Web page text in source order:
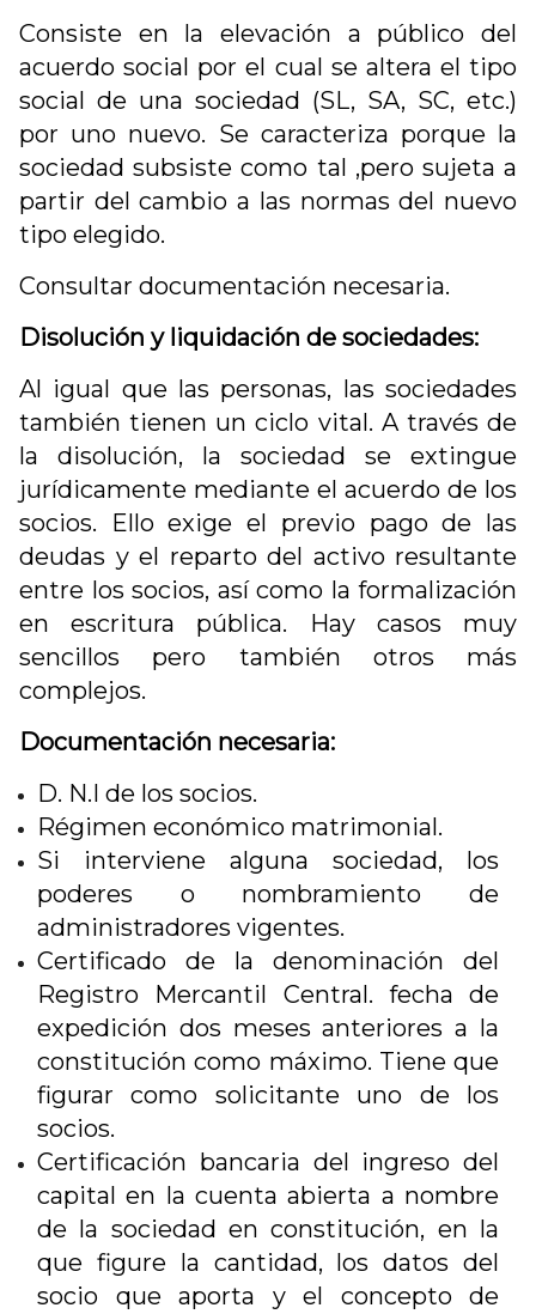
Consiste en la elevación a público del
acuerdo social por el cual se altera el tipo
social de una sociedad (SL, SA, SC, etc.)
por uno nuevo. Se caracteriza porque la
sociedad subsiste como tal ,pero sujeta a
partir del cambio a las normas del nuevo
tipo elegido.
Consultar documentación necesaria.
Disolución y liquidación de sociedades:
Al igual que las personas, las sociedades
también tienen un ciclo vital. A través de
la disolución, la sociedad se extingue
jurídicamente mediante el acuerdo de los
socios. Ello exige el previo pago de las
deudas y el reparto del activo resultante
entre los socios, así como la formalización
en escritura pública. Hay casos muy
sencillos pero también otros más
complejos.
Documentación necesaria:
D. N.I de los socios.
Régimen económico matrimonial.
Si interviene alguna sociedad, los
poderes o nombramiento de
administradores vigentes.
Certificado de la denominación del
Registro Mercantil Central. fecha de
expedición dos meses anteriores a la
constitución como máximo. Tiene que
figurar como solicitante uno de los
socios.
Certificación bancaria del ingreso del
capital en la cuenta abierta a nombre
de la sociedad en constitución, en la
que figure la cantidad, los datos del
socio que aporta y el concepto de